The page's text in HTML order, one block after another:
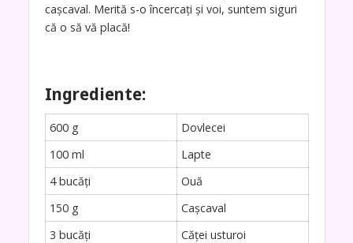
cașcaval. Merită s-o încercați și voi, suntem siguri
că o să vă placă!
Ingrediente:
600 g
Dovlecei
100 ml
Lapte
4 bucăți
Ouă
150 g
Cașcaval
3 bucăți
Căței usturoi